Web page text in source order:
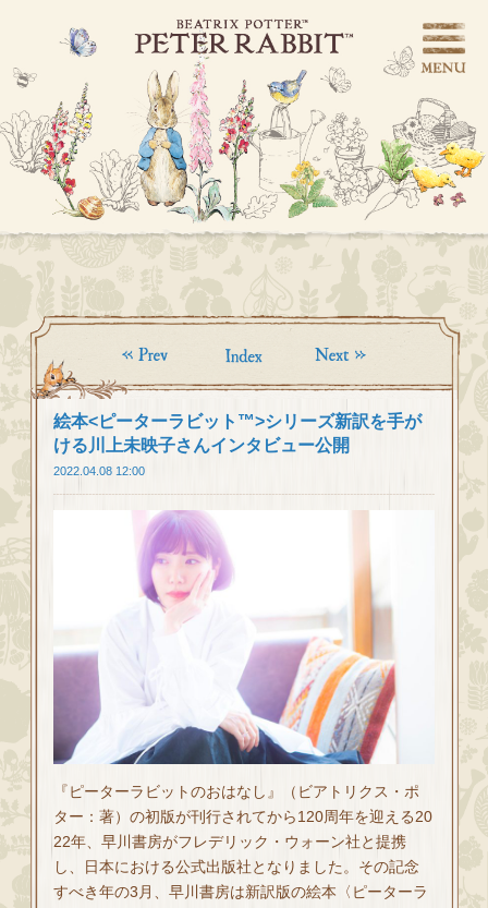
絵本<ピーターラビット™>シリーズ新訳を手が
ける川上未映子さんインタビュー公開
2022.04.08 12:00
『ピーターラビットのおはなし』（ビアトリクス・ポ
ター：著）の初版が刊行されてから120周年を迎える20
22年、早川書房がフレデリック・ウォーン社と提携
し、日本における公式出版社となりました。その記念
すべき年の3月、早川書房は新訳版の絵本〈ピーターラ